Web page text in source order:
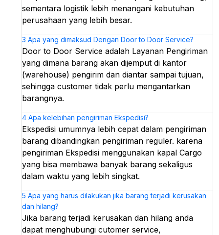
sementara logistik lebih menangani kebutuhan
perusahaan yang lebih besar.
3 Apa yang dimaksud Dengan Door to Door Service?
Door to Door Service adalah Layanan Pengiriman
yang dimana barang akan dijemput di kantor
(warehouse) pengirim dan diantar sampai tujuan,
sehingga customer tidak perlu mengantarkan
barangnya.
4 Apa kelebihan pengiriman Ekspedisi?
Ekspedisi umumnya lebih cepat dalam pengiriman
barang dibandingkan pengiriman reguler. karena
pengiriman Ekspedisi menggunakan kapal Cargo
yang bisa membawa banyak barang sekaligus
dalam waktu yang lebih singkat.
5 Apa yang harus dilakukan jika barang terjadi kerusakan
dan hilang?
Jika barang terjadi kerusakan dan hilang anda
dapat menghubungi cutomer service,